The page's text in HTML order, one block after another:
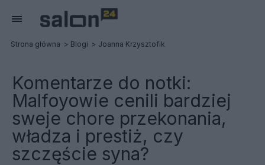
Strona główna Blogi Joanna Krzysztofik
Komentarze do notki:
Malfoyowie cenili bardziej
sweje chore przekonania,
władza i prestiż, czy
szczęście syna?